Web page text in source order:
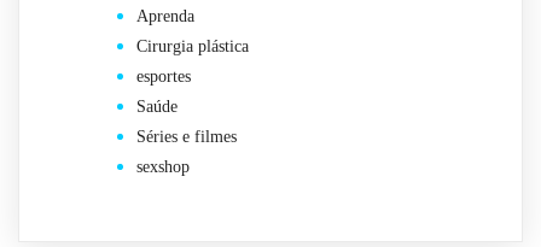
Aprenda
Cirurgia plástica
esportes
Saúde
Séries e filmes
sexshop